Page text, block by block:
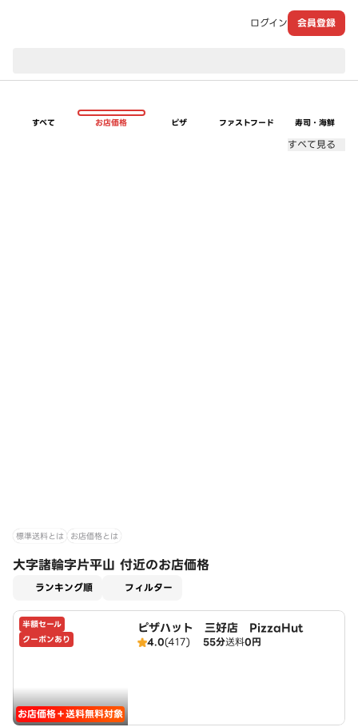
ログイン 会員登録
すべて お店価格 ピザ ファストフード 寿司・海鮮
すべて見る
標準送料とは お店価格とは
大字諸輪字片平山 付近のお店価格
ランキング順 フィルター
半額セール
クーポンあり
お店価格＋送料無料対象
ピザハット 三好店 PizzaHut
4.0(417) 55分送料0円